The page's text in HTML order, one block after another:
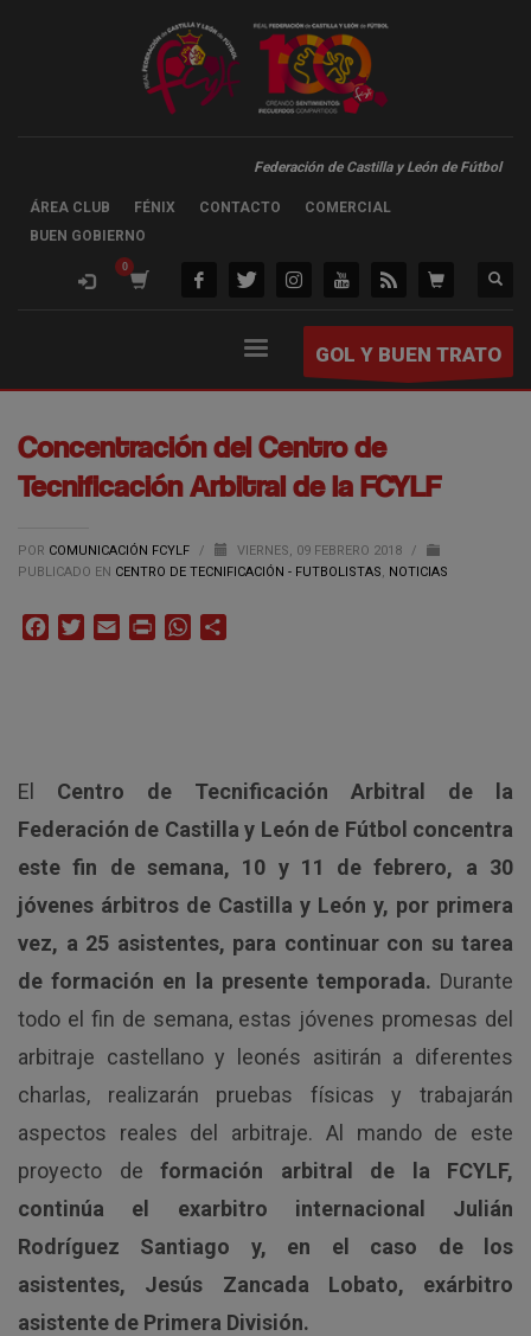
Federación de Castilla y León de Fútbol
ÁREA CLUB FÉNIX CONTACTO
COMERCIAL
BUEN GOBIERNO
GOL Y BUEN TRATO
Concentración del Centro de
Tecnificación Arbitral de la FCYLF
POR COMUNICACIÓN FCYLF / VIERNES, 09 FEBRERO 2018
/
PUBLICADO EN CENTRO DE TECNIFICACIÓN - FUTBOLISTAS, NOTICIAS
FacebookTwitterEmail Print WhatsApp
El Centro de Tecnificación Arbitral de la
Federación de Castilla y León de Fútbol concentra
este fin de semana, 10 y 11 de febrero, a 30
jóvenes árbitros de Castilla y León y, por primera
vez, a 25 asistentes, para continuar con su tarea
de formación en la presente temporada. Durante
todo el fin de semana, estas jóvenes promesas del
arbitraje castellano y leonés asitirán a diferentes
charlas, realizarán pruebas físicas y trabajarán
aspectos reales del arbitraje. Al mando de este
proyecto de formación arbitral de la FCYLF,
continúa el exarbitro internacional Julián
Rodríguez Santiago y, en el caso de los
asistentes, Jesús Zancada Lobato, exárbitro
asistente de Primera División.